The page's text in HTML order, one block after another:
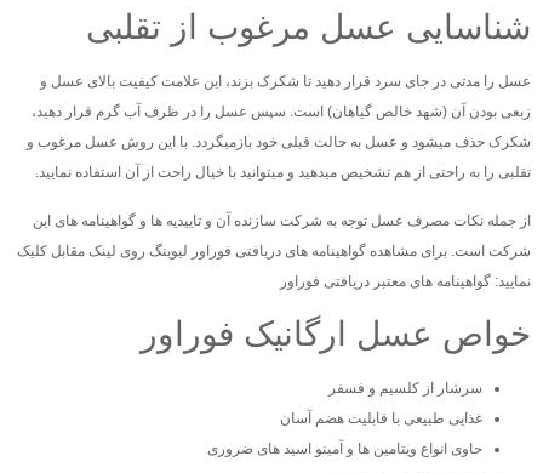
شناسایی عسل مرغوب از تقلبی
عسل را مدتی در جای سرد قرار دهید تا شکرک بزند، این علامت کیفیت بالای عسل و
زبعی بودن آن (شهد خالص گیاهان) است. سپس عسل را در ظرف آب گرم قرار دهید،
شکرک حذف میشود و عسل به حالت قبلی خود بازمیگردد. با این روش عسل مرغوب و
تقلبی را به راحتی از هم تشخیص میدهید و میتوانید با خیال راحت از آن استفاده نمایید.
از جمله نکات مصرف عسل توجه به شرکت سازنده آن و تاییدیه ها و گواهینامه های این
شرکت است. برای مشاهده گواهینامه های دریافتی فوراور لیوینگ روی لینک مقابل کلیک
نمایید: گواهینامه های معتبر دریافتی فوراور
خواص عسل ارگانیک فوراور
سرشار از کلسیم و فسفر
غذایی طبیعی با قابلیت هضم آسان
حاوی انواع ویتامین ها و آمینو اسید های ضروری